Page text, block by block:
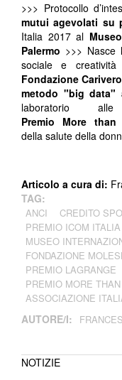
>>> Protocollo
mutui agevolati su
Italia 2017 al
Palermo >>> Nasce
sociale e
Fondazione
metodo "big data"
laboratorio
Premio More
della salute della
Articolo a cura di:
TAG:
ANCI CREDITO
PREMIO ICOM
MUSEO
FONDAZIONE
PREMIO LAGRANGE
PREMIO MORE
ASSOCIAZIONE
AUTORE/I:
NOTIZIE